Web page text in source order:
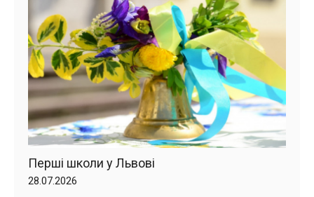
Перші школи у Львові
28.07.2026